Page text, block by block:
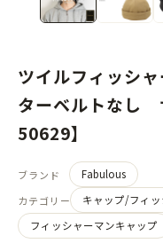
ツイルフィッシ
ターベルトなし
50629】
ブランド
Fabulous
カテゴリー
キャップ/フィ
フィッシャーマンキャップ